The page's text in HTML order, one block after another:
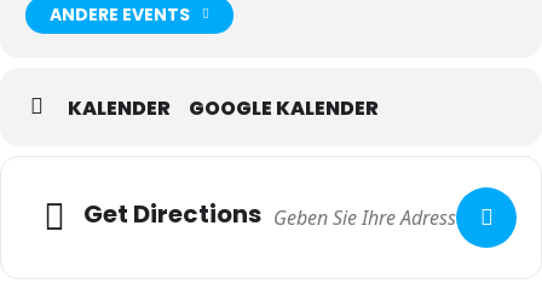
ANDERE EVENTS
KALENDER GOOGLE KALENDER
Get Directions